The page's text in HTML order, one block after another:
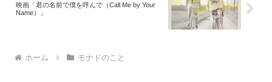
映画「君の名前で僕を呼んで（Call Me by Your
Name）」
ホーム モナドのこと